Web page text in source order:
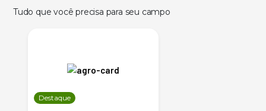
Tudo que você precisa para seu campo
Destaque